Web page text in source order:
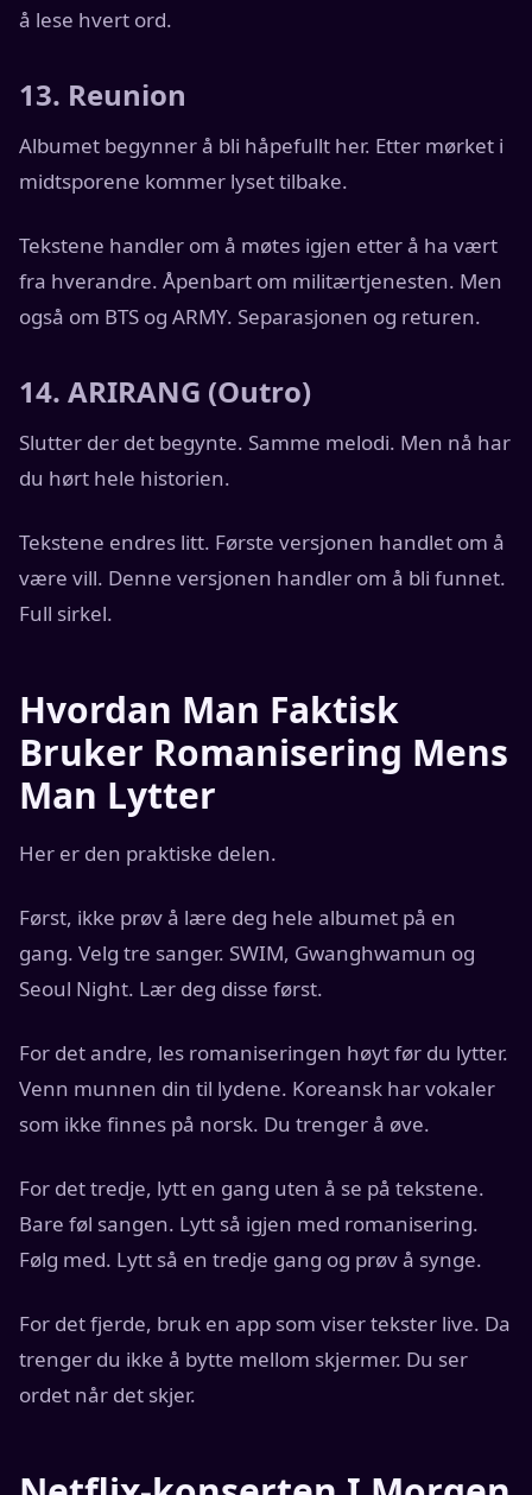
å lese hvert ord.
13. Reunion
Albumet begynner å bli håpefullt her. Etter mørket i
midtsporene kommer lyset tilbake.
Tekstene handler om å møtes igjen etter å ha vært
fra hverandre. Åpenbart om militærtjenesten. Men
også om BTS og ARMY. Separasjonen og returen.
14. ARIRANG (Outro)
Slutter der det begynte. Samme melodi. Men nå har
du hørt hele historien.
Tekstene endres litt. Første versjonen handlet om å
være vill. Denne versjonen handler om å bli funnet.
Full sirkel.
Hvordan Man Faktisk
Bruker Romanisering Mens
Man Lytter
Her er den praktiske delen.
Først, ikke prøv å lære deg hele albumet på en
gang. Velg tre sanger. SWIM, Gwanghwamun og
Seoul Night. Lær deg disse først.
For det andre, les romaniseringen høyt før du lytter.
Venn munnen din til lydene. Koreansk har vokaler
som ikke finnes på norsk. Du trenger å øve.
For det tredje, lytt en gang uten å se på tekstene.
Bare føl sangen. Lytt så igjen med romanisering.
Følg med. Lytt så en tredje gang og prøv å synge.
For det fjerde, bruk en app som viser tekster live. Da
trenger du ikke å bytte mellom skjermer. Du ser
ordet når det skjer.